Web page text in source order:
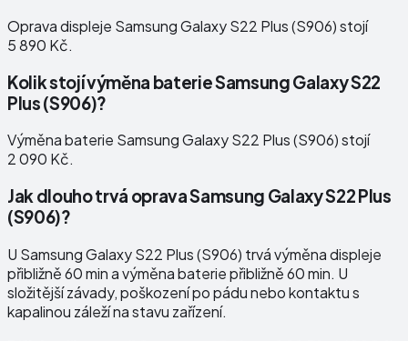
Oprava displeje Samsung Galaxy S22 Plus (S906) stojí
5 890 Kč.
Kolik stojí výměna baterie Samsung Galaxy S22
Plus (S906)?
Výměna baterie Samsung Galaxy S22 Plus (S906) stojí
2 090 Kč.
Jak dlouho trvá oprava Samsung Galaxy S22 Plus
(S906)?
U Samsung Galaxy S22 Plus (S906) trvá výměna displeje
přibližně 60 min a výměna baterie přibližně 60 min. U
složitější závady, poškození po pádu nebo kontaktu s
kapalinou záleží na stavu zařízení.